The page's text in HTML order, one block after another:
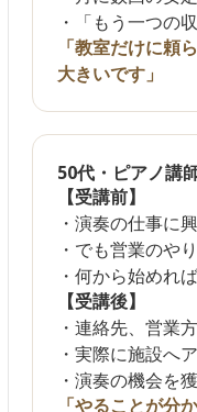
・「もう一つの
「教室だけに頼
大きいです」
50代・ピアノ講
【受講前】
・演奏の仕事に
・でも営業のや
・何から始めれ
【受講後】
・連絡先、営業
・実際に施設へ
・演奏の機会を
「やることが分